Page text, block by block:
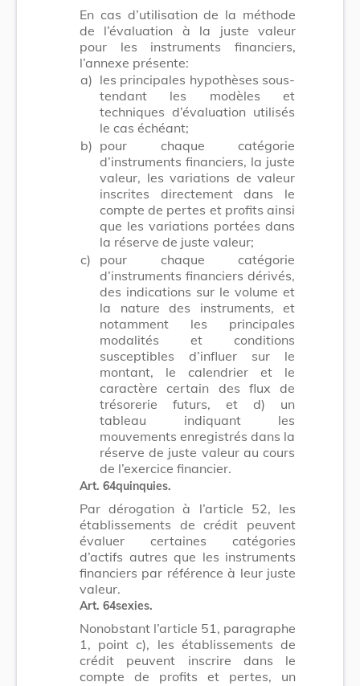
En cas d’utilisation de la méthode
de l’évaluation à la juste valeur
pour les instruments financiers,
l’annexe présente:
a) les principales hypothèses sous-
tendant les modèles et
techniques d’évaluation utilisés
le cas échéant;
b) pour chaque catégorie
d’instruments financiers, la juste
valeur, les variations de valeur
inscrites directement dans le
compte de pertes et profits ainsi
que les variations portées dans
la réserve de juste valeur;
c)
pour chaque catégorie
d’instruments financiers dérivés,
des indications sur le volume et
la nature des instruments, et
notamment les principales
modalités et conditions
susceptibles d’influer sur le
montant, le calendrier et le
caractère certain des flux de
trésorerie futurs, et d) un
tableau indiquant les
mouvements enregistrés dans la
réserve de juste valeur au cours
de l’exercice financier.
Art. 64quinquies.
Par dérogation à l’article 52, les
établissements de crédit peuvent
évaluer certaines catégories
d’actifs autres que les instruments
financiers par référence à leur juste
valeur.
Art. 64sexies.
Nonobstant l’article 51, paragraphe
1, point c), les établissements de
crédit peuvent inscrire dans le
compte de profits et pertes, un